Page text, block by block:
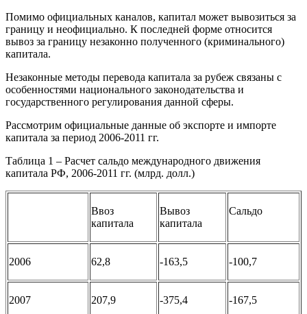
Помимо официальных каналов, капитал может вывозиться за
границу и неофициально. К последней форме относится
вывоз за границу незаконно полученного (криминального)
капитала.
Незаконные методы перевода капитала за рубеж связаны с
особенностями национального законодательства и
государственного регулирования данной сферы.
Рассмотрим официальные данные об экспорте и импорте
капитала за период 2006-2011 гг.
Таблица 1 – Расчет сальдо международного движения
капитала РФ, 2006-2011 гг. (млрд. долл.)
Ввоз
капитала
Вывоз
капитала
Сальдо
2006 62,8 -163,5 -100,7
2007 207,9 -375,4 -167,5